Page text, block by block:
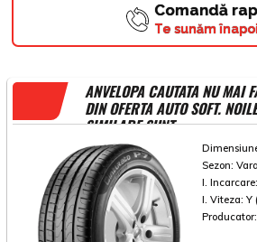
Comandă
Te sunăm înapoi
ANVELOPA CAUTATA NU MAI
DIN OFERTA AUTO SOFT.
SIMILARE SUNT
Sezon: Vara
I. Incarcare:
I. Viteza: Y
Producator: